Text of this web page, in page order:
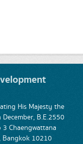
His Majesty the
B.E.2550
Chaengwattana
Bangkok 10210